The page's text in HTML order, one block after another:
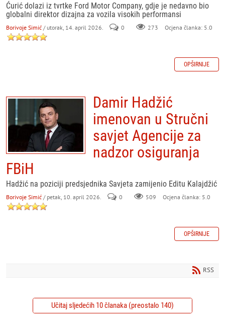
Ćurić dolazi iz tvrtke Ford Motor Company, gdje je nedavno bio
globalni direktor dizajna za vozila visokih performansi
Borivoje Simić / utorak, 14. april 2026. 0 273 Ocjena članka: 5.0
OPŠIRNIJE
Damir Hadžić
imenovan u Stručni
savjet Agencije za
nadzor osiguranja
FBiH
Hadžić na poziciji predsjednika Savjeta zamijenio Editu Kalajdžić
Borivoje Simić / petak, 10. april 2026. 0 509 Ocjena članka: 5.0
OPŠIRNIJE
RSS
Učitaj sljedećih 10 članaka (preostalo 140)